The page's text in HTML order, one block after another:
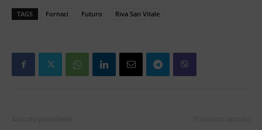
TAGS Fornaci Futuro Riva San Vitale